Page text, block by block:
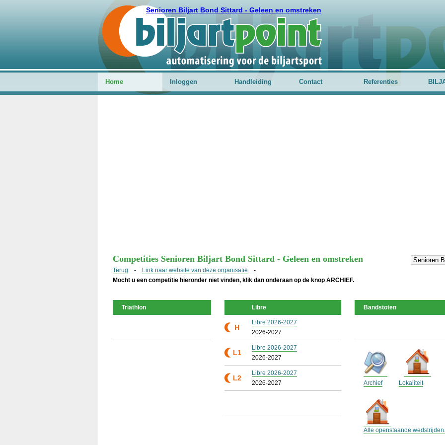
Senioren Biljart Bond Sittard - Geleen en omstreken
Home Inloggen Handleiding Contact Referenties
Competities Senioren Biljart Bond Sittard - Geleen en omstreken
Terug - Link naar website van deze organisatie -
Mocht u een competitie hieronder niet vinden, klik dan onderaan op de knop ARCHIEF.
Triathlon Libre
H
Libre 2026-2027
2026-2027
L1
Libre 2026-2027
2026-2027
L2
Libre 2026-2027
2026-2027
Bandstoten
Archief Lokaliteit
Alle openstaande wedstrijden.